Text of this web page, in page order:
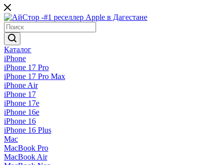
Каталог
iPhone
iPhone 17 Pro
iPhone 17 Pro Max
iPhone Air
iPhone 17
iPhone 17e
iPhone 16e
iPhone 16
iPhone 16 Plus
Mac
MacBook Pro
MacBook Air